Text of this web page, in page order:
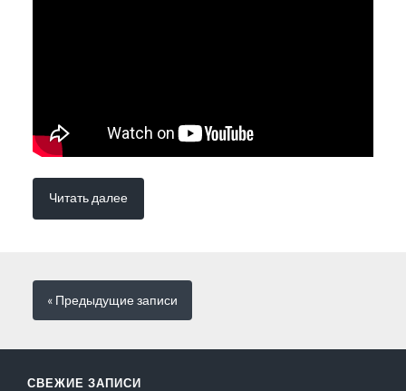
Читать далее
« Предыдущиезаписи
СВЕЖИЕ ЗАПИСИ